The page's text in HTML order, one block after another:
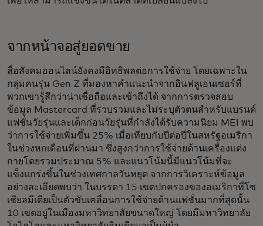
จากหน้าจอสู่ยอดขาย
สื่อสังคมออนไลน์ยังคงมีอิทธิพลต่อการใช้จ่าย โดยเฉพาะใน
กลุ่มคนรุ่น Gen Z ที่มองหาคำแนะนำจากอินฟลูเอนเซอร์ที่
พวกเขารู้สึกว่าน่าเชื่อถือและเข้าถึงได้ จากการตรวจสอบ
ข้อมูล Mastercard ที่รวบรวมและไม่ระบุตัวตนสำหรับแบรนด์
แฟชั่นวัยรุ่นและเด็กก่อนวัยรุ่นที่กำลังได้รับความนิยม MEI พบ
ว่าการใช้จ่ายเพิ่มขึ้น 25% เมื่อเทียบกับปีต่อปีในสหรัฐอเมริกา
ในช่วงหกเดือนที่ผ่านมา ซึ่งสูงกว่าการใช้จ่ายด้านเครื่องแต่ง
กายโดยรวมประมาณ 5% และแนวโน้มนี้มีแนวโน้มที่จะ
แข็งแกร่งขึ้นในช่วงเทศกาลวันหยุด จากการวิเคราะห์ข้อมูล
อย่างละเอียดพบว่า ในบรรดา 15 เขตปกครองของอเมริกาที่โซ
เชียลมีเดียเป็นตัวขับเคลื่อนการใช้จ่ายด้านแฟชั่นมากที่สุดนั้น
10 เขตอยู่ในเมืองมหาวิทยาลัยขนาดใหญ่ โดยมีมหาวิทยาลัย